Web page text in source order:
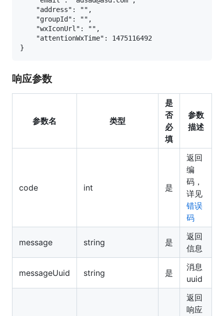
    "address": "",
    "groupId": "",
    "wxIconUrl": "",
    "attentionWxTime": 1475116492
响应参数
参数名 类型
是
否
必
填
参数
描述
code int 是
返回
编
码，
详见
错误
码
message string 是
返回
信息
messageUuid string 是
消息
uuid
返回
响应